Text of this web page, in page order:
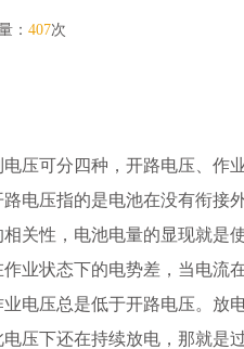
： 407次
电压可分四种，开路电压、作
电压指的是电池在没有衔接
关性，电池电量的显现就是
业状态下的电势差，当电流
电压总是低于开路电压。放
压下还在持续放电，那就是